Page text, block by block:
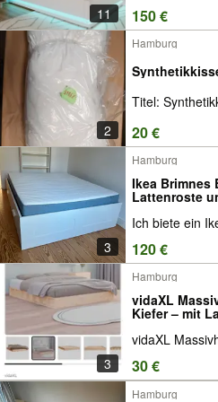
11 150 €
2
Hamburg
Titel:
20 €
3
Hamburg
Ikea Brimnes
Lattenroste
Ich biete ein
120 €
3
Hamburg
vidaXL
Kiefer – mit
vidaXL
30 €
Hamburg